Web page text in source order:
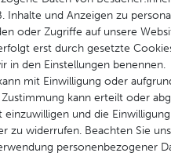
Inhalte und Anzeigen zu
oder Zugriffe auf unsere
erst durch gesetzte
in den Einstellungen benennen.
mit Einwilligung oder
kann erteilt oder
einzuwilligen und die
zu widerrufen. Beachten Sie
personenbezogener